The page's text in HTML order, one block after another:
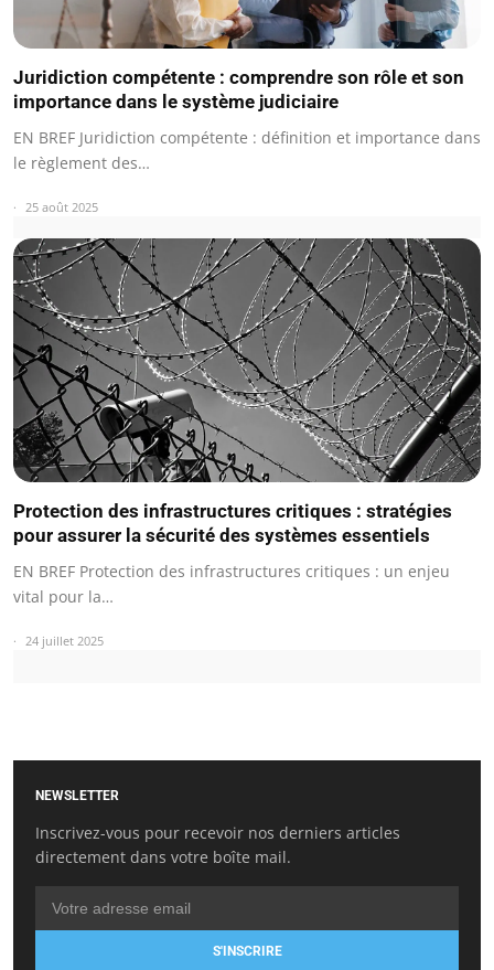
Juridiction compétente : comprendre son rôle et son
importance dans le système judiciaire
EN BREF Juridiction compétente : définition et importance dans
le règlement des…
25 août 2025
Protection des infrastructures critiques : stratégies
pour assurer la sécurité des systèmes essentiels
EN BREF Protection des infrastructures critiques : un enjeu
vital pour la…
24 juillet 2025
NEWSLETTER
Inscrivez-vous pour recevoir nos derniers articles
directement dans votre boîte mail.
S'INSCRIRE